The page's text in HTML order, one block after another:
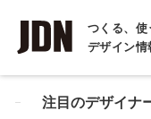
つくる、使
デザイン情
インタビュー
REPORT
注目のデザイナ